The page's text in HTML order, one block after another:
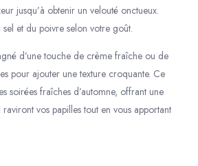
jusqu’à obtenir un velouté onctueux.
et du poivre selon votre goût.
d’une touche de crème fraîche ou de
pour ajouter une texture croquante. Ce
soirées fraîches d’automne, offrant une
vos papilles tout en vous apportant